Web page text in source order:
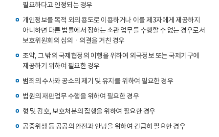
필요하다고 인정되는 경우
개인정보를 목적 외의 용도로 이용하거나 이를 제3자에게 제공하지
아니하면 다른 법률에서 정하는 소관 업무를 수행할 수 없는 경우로서
보호위원회의 심의ㆍ의결을 거친 경우
조약, 그 밖의 국제협정의 이행을 위하여 외국정보 또는 국제기구에
제공하기 위하여 필요한 경우
범죄의 수사와 공소의 제기 및 유지를 위하여 필요한 경우
법원의 재판업무 수행을 위하여 필요한 경우
형 및 감호, 보호처분의 집행을 위하여 필요한 경우
공중위생 등 공공의 안전과 안녕을 위하여 긴급히 필요한 경우